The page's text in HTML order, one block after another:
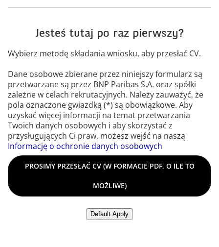
Jesteś tutaj po raz pierwszy?
Wybierz metodę składania wniosku, aby przesłać CV.
Dane osobowe zbierane przez niniejszy formularz są
przetwarzane są przez BNP Paribas S.A. oraz spółki
zależne w celach rekrutacyjnych. Należy zauważyć, że
pola oznaczone gwiazdką (*) są obowiązkowe. Aby
uzyskać więcej informacji na temat przetwarzania
Twoich danych osobowych i aby skorzystać z
przysługujących Ci praw, możesz wejść na naszą
Informację o ochronie danych osobowych
PROSIMY PRZESŁAĆ CV (W FORMACIE PDF, O ILE TO
MOŻLIWE)
Prosimy przesłać CV (w formacie PDF, o ile to możliwe)
Default Apply
Prześlij CV z LinkedIn